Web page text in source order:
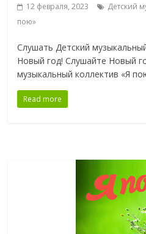
12 февраля, 2023
Детский
пою»
Слушать Детский
Новый год! Слушайте Новый
музыкальный коллектив «Я
Read more